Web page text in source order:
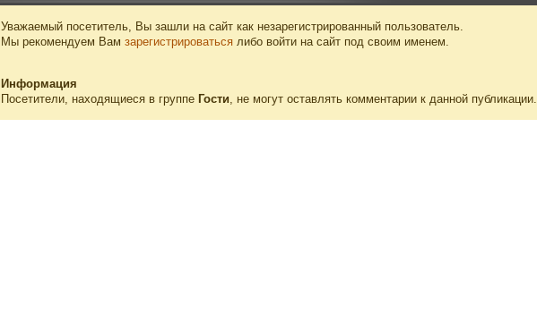
Уважаемый посетитель, Вы зашли на сайт как незарегистрированный пользователь.
Мы рекомендуем Вам зарегистрироваться либо войти на сайт под своим именем.
Информация
Посетители, находящиеся в группе Гости, не могут оставлять комментарии к данной публикации.